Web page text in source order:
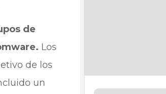
de
Los
de los
un